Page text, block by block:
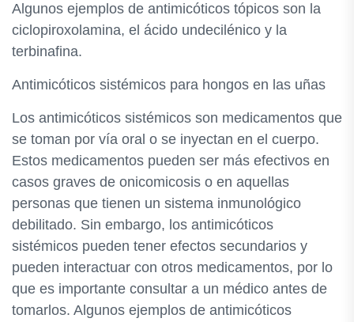
Algunos ejemplos de antimicóticos tópicos son la
ciclopiroxolamina, el ácido undecilénico y la
terbinafina.
Antimicóticos sistémicos para hongos en las uñas
Los antimicóticos sistémicos son medicamentos que
se toman por vía oral o se inyectan en el cuerpo.
Estos medicamentos pueden ser más efectivos en
casos graves de onicomicosis o en aquellas
personas que tienen un sistema inmunológico
debilitado. Sin embargo, los antimicóticos
sistémicos pueden tener efectos secundarios y
pueden interactuar con otros medicamentos, por lo
que es importante consultar a un médico antes de
tomarlos. Algunos ejemplos de antimicóticos